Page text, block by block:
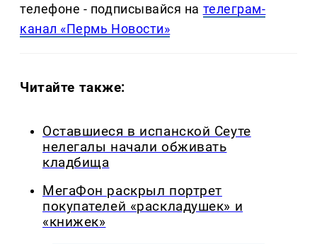
телефоне - подписывайся на телеграм-
канал «Пермь Новости»
Читайте также:
Оставшиеся в испанской Сеуте
нелегалы начали обживать
кладбища
МегаФон раскрыл портрет
покупателей «раскладушек» и
«книжек»